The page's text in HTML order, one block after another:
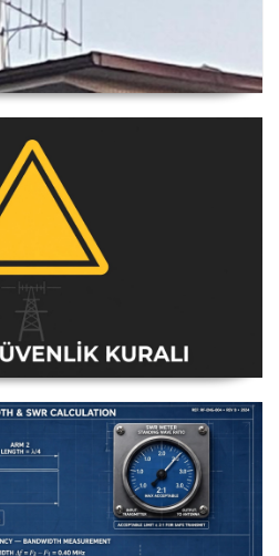
Nasıl Belirlenir
Güvenlik Talimatı [18 Kritik